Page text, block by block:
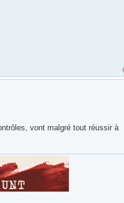
vont malgré tout réussir à